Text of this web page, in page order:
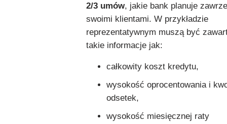
2/3 umów, jakie bank planuje
swoimi klientami. W przykładzie
reprezentatywnym muszą być
takie informacje jak:
całkowity koszt kredytu,
wysokość oprocentowania i
odsetek,
wysokość miesięcznej raty